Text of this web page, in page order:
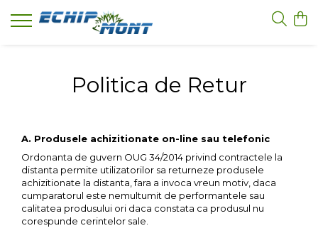
Compresii alergare
Sosete compresie
Imbracaminte Alergare
Jachete Alergare
Pantaloni alergare
Sosete alergare
Accesorii Camping
Combustibil
Hidratare
Frontale/Lanterne
Igiena
Mobilier Camping
Accesorii Corturi
Corturi Familie
Accesorii Imbracaminte
Femei
Caciuli/Cagule/Fesuri
Barbati
Femei
Copii
Accesorii Incaltaminte
Accesorii Rucsacuri
Rucsacuri 61-100 litri
Rucsacuri Copii
Rucsacuri Alergare/Ciclism
Genti
Rucsacuri Oras/Casual
Saci de dormit 2 sezoane
Accesorii Sporturi Iarna
Femei
Copii
Politica de Retur
A. Produsele achizitionate on-line sau telefonic
Ordonanta de guvern OUG 34/2014 privind contractele la
distanta permite utilizatorilor sa returneze produsele
achizitionate la distanta, fara a invoca vreun motiv, daca
cumparatorul este nemultumit de performantele sau
calitatea produsului ori daca constata ca produsul nu
corespunde cerintelor sale.